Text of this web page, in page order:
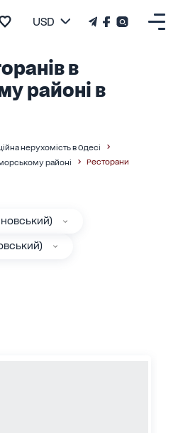
USD
в
районі в
нерухомість в Одесі
районі
Ресторани